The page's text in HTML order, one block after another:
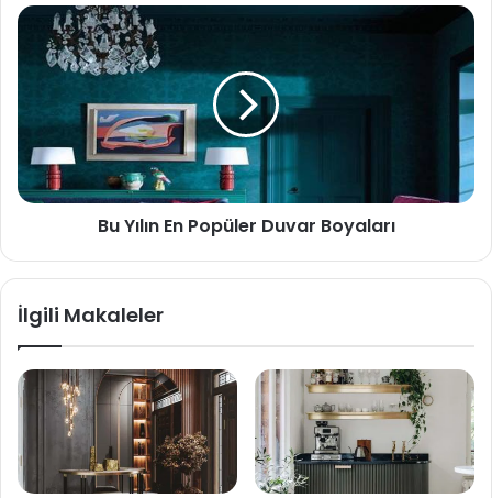
Bu Yılın En Popüler Duvar Boyaları
İlgili Makaleler